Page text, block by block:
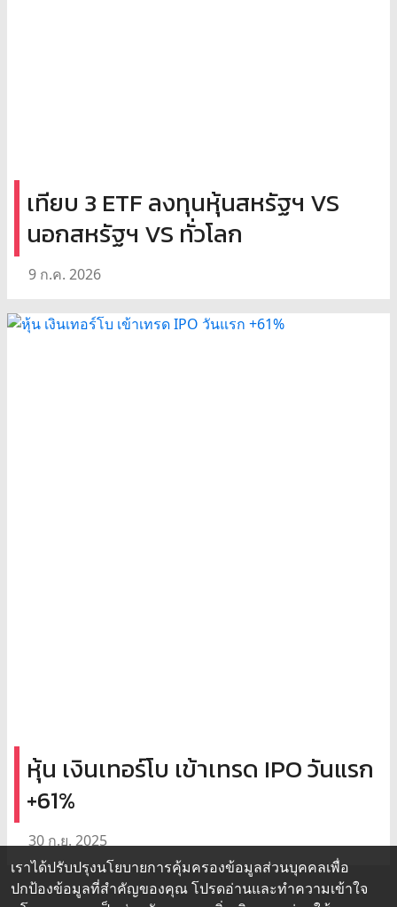
เทียบ 3 ETF ลงทุนหุ้นสหรัฐฯ VS
นอกสหรัฐฯ VS ทั่วโลก
9 ก.ค. 2026
หุ้น เงินเทอร์โบ เข้าเทรด IPO วันแรก
+61%
30 ก.ย. 2025
เราได้ปรับปรุงนโยบายการคุ้มครองข้อมูลส่วนบุคคลเพื่อ
ปกป้องข้อมูลที่สำคัญของคุณ โปรดอ่านและทำความเข้าใจ